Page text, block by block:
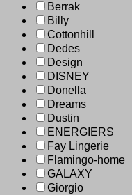
Berrak
Billy
Cottonhill
Dedes
Design
DISNEY
Donella
Dreams
Dustin
ENERGIERS
Fay Lingerie
Flamingo-home
GALAXY
Giorgio